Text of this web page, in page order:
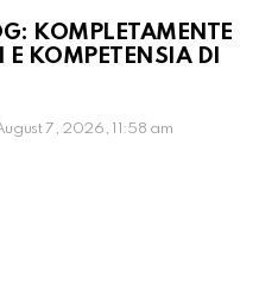
KOMPLETAMENTE
E KOMPETENSIA DI
7, 2026, 11:58 am